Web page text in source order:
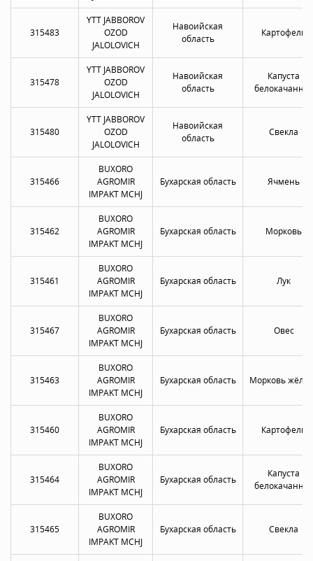
315483
YTT JABBOROV
OZOD
JALOLOVICH
Навоийская
область
Картофель
315478
YTT JABBOROV
OZOD
JALOLOVICH
Навоийская
область
Капуста
белокачанная
315480
YTT JABBOROV
OZOD
JALOLOVICH
Навоийская
область
Свекла
315466
BUXORO
AGROMIR
IMPAKT MCHJ
Бухарская область Ячмень
315462
BUXORO
AGROMIR
IMPAKT MCHJ
Бухарская область Морковь
315461
BUXORO
AGROMIR
IMPAKT MCHJ
Бухарская область Лук
315467
BUXORO
AGROMIR
IMPAKT MCHJ
Бухарская область Овес
315463
BUXORO
AGROMIR
IMPAKT MCHJ
Бухарская область Морковь
315460
BUXORO
AGROMIR
IMPAKT MCHJ
Бухарская область Картофель
315464
BUXORO
AGROMIR
IMPAKT MCHJ
Бухарская область
Капуста
белокачанная
315465
BUXORO
AGROMIR
IMPAKT MCHJ
Бухарская область Свекла